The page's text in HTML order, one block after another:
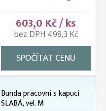
603,0 Kč / ks
bez DPH 498,3 Kč
SPOČÍTAT CENU
Bunda pracovní s kapucí
SLABÁ, vel. M